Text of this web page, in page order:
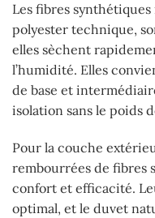
Les fibres
polyester technique,
elles sèchent
l’humidité. Elles
de base et
isolation sans le poids
Pour la couche
rembourrées de fibres
confort et efficacité.
optimal, et le duvet